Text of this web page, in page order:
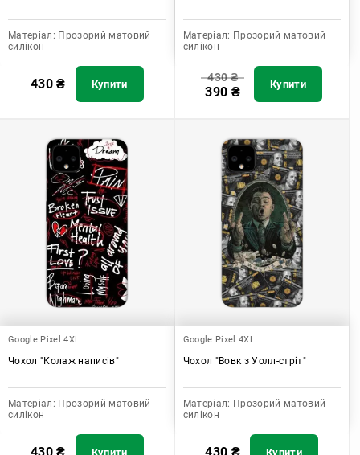
Матеріал: Прозорий матовий
силікон
430₴ Купити
Матеріал: Прозорий матовий
силікон
430₴
390 ₴ Купити
Google Pixel 4XL
Чохол "Колаж написів"
Матеріал: Прозорий матовий
силікон
430₴ Купити
Google Pixel 4XL
Чохол "Вовк з Уолл-стріт"
Матеріал: Прозорий матовий
силікон
430 ₴ Купити